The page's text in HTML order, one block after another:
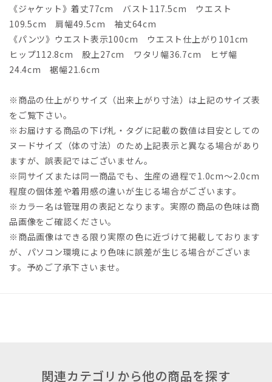
《ジャケット》着丈77cm バスト117.5cm ウエスト
109.5cm 肩幅49.5cm 袖丈64cm
《パンツ》ウエスト表示100cm ウエスト仕上がり101cm
ヒップ112.8cm 股上27cm ワタリ幅36.7cm ヒザ幅
24.4cm 裾幅21.6cm
※商品の仕上がりサイズ（出来上がり寸法）は上記のサイズ表
をご覧下さい。
※お届けする商品の下げ札・タグに記載の数値は目安としての
ヌードサイズ（体の寸法）のため上記表示と異なる場合があり
ますが、誤表記ではございません。
※同サイズまたは同一商品でも、生産の過程で1.0cm～2.0cm
程度の個体差や着用感の違いが生じる場合がございます。
※カラー名は管理用の表記となります。実際の商品の色味は商
品画像をご確認ください。
※商品画像はできる限り実際の色に近づけて掲載しております
が、パソコン環境により色味に誤差が生じる場合がございま
す。予めご了承下さいませ。
関連カテゴリから他の商品を探す